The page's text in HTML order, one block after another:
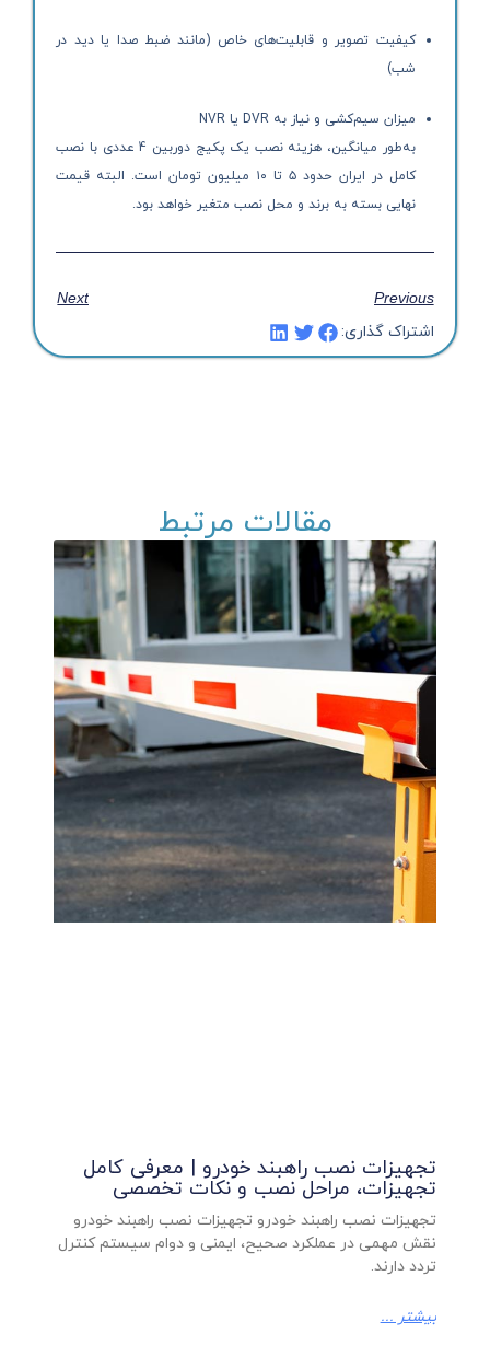
کیفیت تصویر و قابلیت‌های خاص (مانند ضبط صدا یا دید در
شب)
میزان سیم‌کشی و نیاز به DVR یا NVR
به‌طور میانگین، هزینه نصب یک پکیج دوربین 4 عددی با نصب
کامل در ایران حدود ۵ تا ۱۰ میلیون تومان است. البته قیمت
نهایی بسته به برند و محل نصب متغیر خواهد بود.
Previous
Next
اشتراک گذاری:
مقالات مرتبط
تجهیزات نصب راهبند خودرو | معرفی کامل
تجهیزات، مراحل نصب و نکات تخصصی
تجهیزات نصب راهبند خودرو تجهیزات نصب راهبند خودرو
نقش مهمی در عملکرد صحیح، ایمنی و دوام سیستم کنترل
تردد دارند.
بیشتر ...